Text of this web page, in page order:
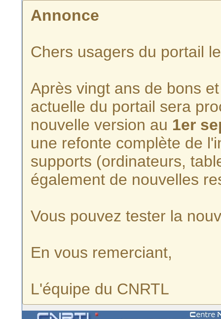
Annonce
Chers usagers du portail
Après vingt ans de bons
actuelle du portail sera
nouvelle version au 1er
une refonte complète de
supports (ordinateurs,
également de nouvelles
Vous pouvez tester la
En vous remerciant,
L'équipe du CNRTL